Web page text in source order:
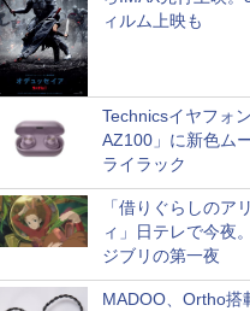
ィルム上映も
Technicsイヤフォ
AZ100」に新色ム
ライラック
「借りぐらしのア
ィ」日テレで今夜
ジブリの第一夜
MADOO、Ortho搭